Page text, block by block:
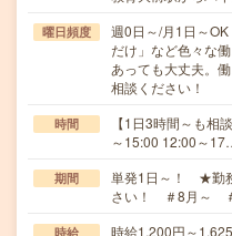
曜日頻度
週0日～/月1日～
だけ」など色々な
あっても大丈夫。
相談ください！
時間
【1日3時間～も相
～15:00 12:00～
期間
単発1日～！ ★勤
さい！ ＃8月～
時給 時給1,200円～